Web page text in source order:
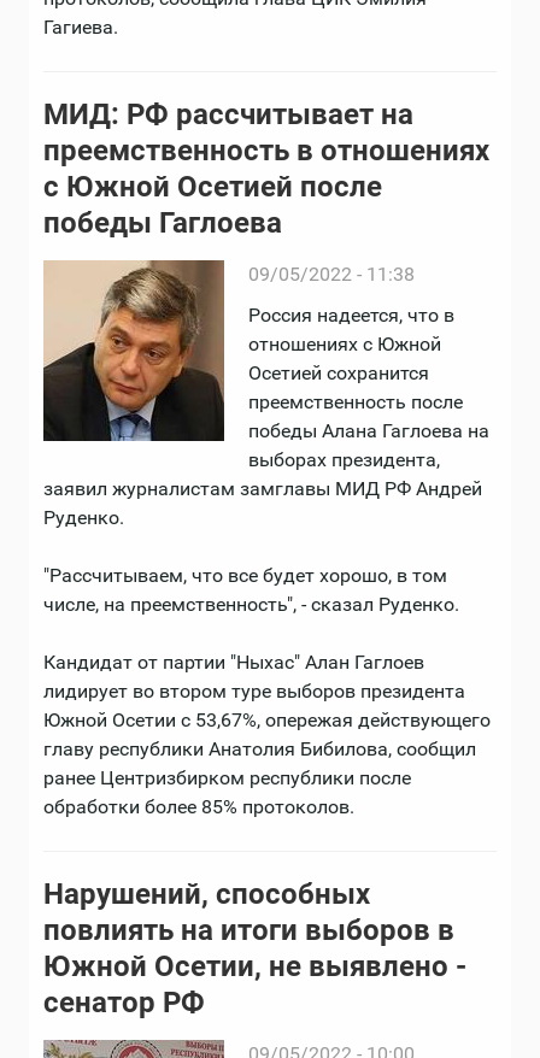
Гагиева.
МИД: РФ рассчитывает на
преемственность в отношениях
с Южной Осетией после
победы Гаглоева
09/05/2022 - 11:38
Россия надеется, что в
отношениях с Южной
Осетией сохранится
преемственность после
победы Алана Гаглоева на
выборах президента,
заявил журналистам замглавы МИД РФ Андрей
Руденко.
"Рассчитываем, что все будет хорошо, в том
числе, на преемственность", - сказал Руденко.
Кандидат от партии "Ныхас" Алан Гаглоев
лидирует во втором туре выборов президента
Южной Осетии с 53,67%, опережая действующего
главу республики Анатолия Бибилова, сообщил
ранее Центризбирком республики после
обработки более 85% протоколов.
Нарушений, способных
повлиять на итоги выборов в
Южной Осетии, не выявлено -
сенатор РФ